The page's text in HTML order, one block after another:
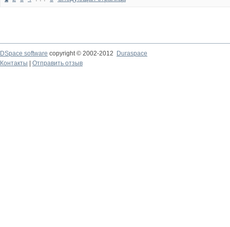
DSpace software copyright © 2002-2012
Duraspace
Контакты
Отправить отзыв